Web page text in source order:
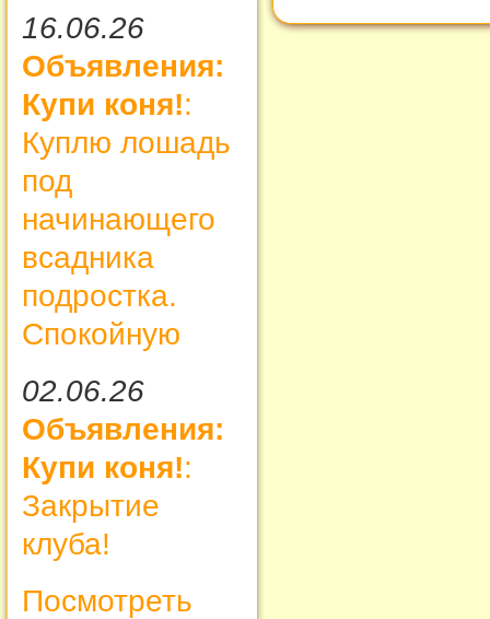
16.06.26
Объявления:
Купи коня!:
Куплю лошадь
под
начинающего
всадника
подростка.
Спокойную
02.06.26
Объявления:
Купи коня!:
Закрытие
клуба!
Посмотреть